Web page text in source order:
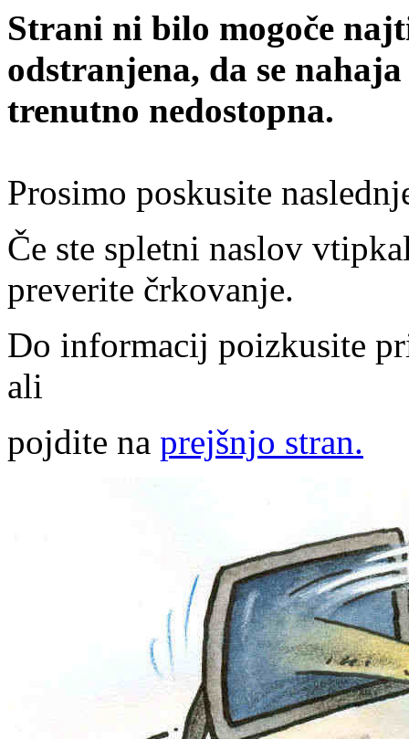
Strani ni bilo mogoče
odstranjena, da se
trenutno nedostopna.
Prosimo poskusite
Če ste spletni naslov
preverite črkovanje.
Do informacij poizkusite
ali
pojdite na prejšnjo stran.